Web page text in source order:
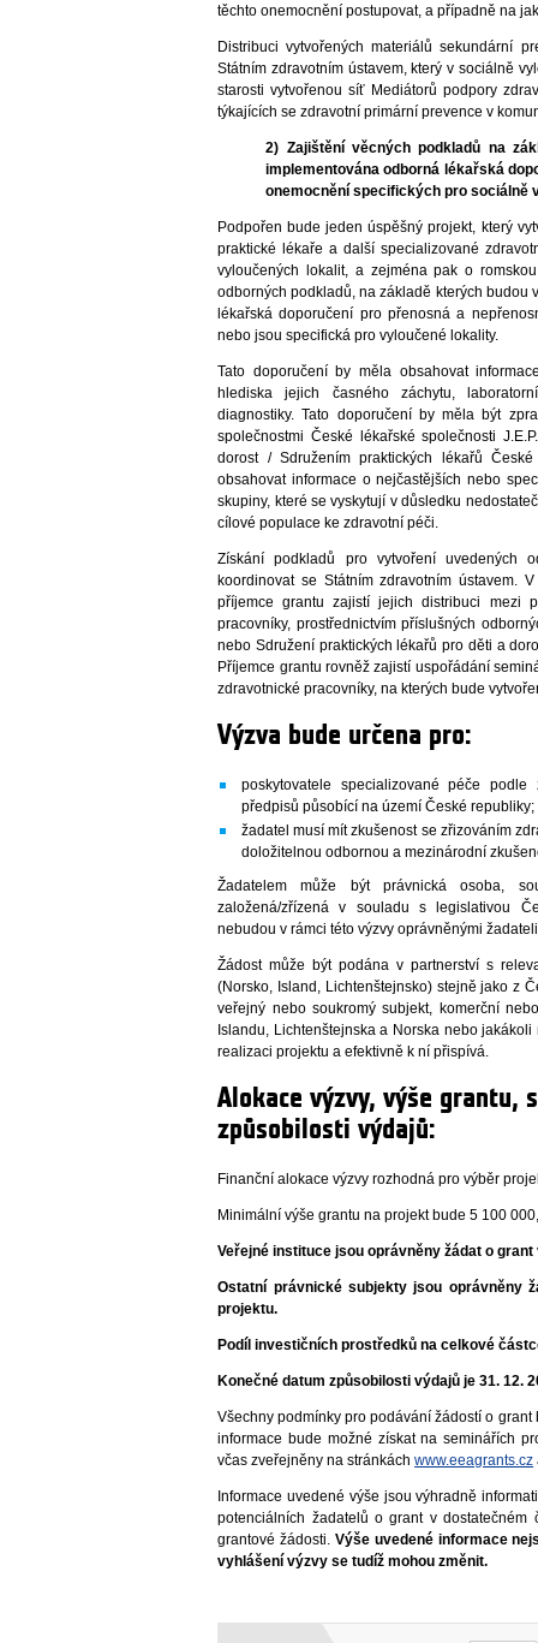
těchto onemocnění postupovat, a případně na
Distribuci vytvořených materiálů sekundární
Státním zdravotním ústavem, který v sociálně
starosti vytvořenou síť Mediátorů podpory
týkajících se zdravotní primární prevence v
2) Zajištění věcných podkladů na
implementována odborná lékařská
onemocnění specifických pro sociálně
Podpořen bude jeden úspěšný projekt, který
praktické lékaře a další specializované
vyloučených lokalit, a zejména pak o
odborných podkladů, na základě kterých budou
lékařská doporučení pro přenosná a
nebo jsou specifická pro vyloučené lokality.
Tato doporučení by měla obsahovat
hlediska jejich časného záchytu,
diagnostiky. Tato doporučení by měla být
společnostmi České lékařské společnosti
dorost / Sdružením praktických lékařů
obsahovat informace o nejčastějších nebo
skupiny, které se vyskytují v důsledku
cílové populace ke zdravotní péči.
Získání podkladů pro vytvoření uvedených
koordinovat se Státním zdravotním ústavem.
příjemce grantu zajistí jejich distribuci mezi
pracovníky, prostřednictvím příslušných
nebo Sdružení praktických lékařů pro děti a
Příjemce grantu rovněž zajistí uspořádání
zdravotnické pracovníky, na kterých bude
Výzva bude určena pro:
poskytovatele specializované péče
předpisů působící na území České republiky;
žadatel musí mít zkušenost se zřizováním
doložitelnou odbornou a mezinárodní
Žadatelem může být právnická osoba,
založená/zřízená v souladu s legislativou
nebudou v rámci této výzvy oprávněnými
Žádost může být podána v partnerství s
(Norsko, Island, Lichtenštejnsko) stejně jako z
veřejný nebo soukromý subjekt, komerční
Islandu, Lichtenštejnska a Norska nebo
realizaci projektu a efektivně k ní přispívá.
Alokace výzvy, výše grantu,
způsobilosti výdajů:
Finanční alokace výzvy rozhodná pro výběr
Minimální výše grantu na projekt bude 5 100
Veřejné instituce jsou oprávněny žádat o
Ostatní právnické subjekty jsou oprávněny
projektu.
Podíl investičních prostředků na celkové
Konečné datum způsobilosti výdajů je 31. 12.
Všechny podmínky pro podávání žádostí o
informace bude možné získat na seminářích
včas zveřejněny na stránkáchwww.eeagrants.cz
Informace uvedené výše jsou výhradně
potenciálních žadatelů o grant v
grantové žádosti. Výše uvedené informace
vyhlášení výzvy se tudíž mohou změnit.